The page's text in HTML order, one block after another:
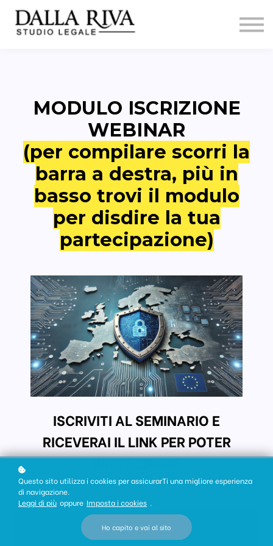
Formazione
firewallumano
MODULO ISCRIZIONE
WEBINAR
(per compilare scorri la
barra a destra, più in
basso trovi il modulo
per disdire la tua
partecipazione)
ISCRIVITI AL SEMINARIO E
RICEVERAI IL LINK PER POTER
PARTECIPARE
Questo sito utilizza i cookies per assicurarTi una migliore esperienza
di navigazione.
Leggi di più oppure Imposta i cookies .
Ho capito e vai al sito